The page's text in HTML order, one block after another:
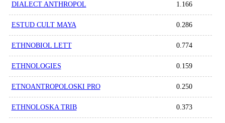
DIALECT ANTHROPOL 1.166
ESTUD CULT MAYA 0.286
ETHNOBIOL LETT 0.774
ETHNOLOGIES 0.159
ETNOANTROPOLOSKI PRO 0.250
ETHNOLOSKA TRIB 0.373